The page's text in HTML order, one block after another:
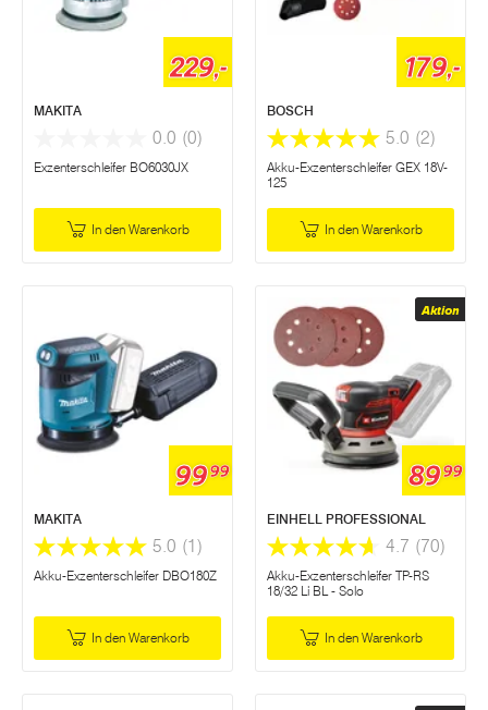
229,-
MAKITA
0.0 (0)
Exzenterschleifer BO6030JX
In den Warenkorb
179,-
BOSCH
5.0 (2)
Akku-Exzenterschleifer GEX 18V-
125
In den Warenkorb
9999
MAKITA
5.0 (1)
Akku-Exzenterschleifer DBO180Z
In den Warenkorb
Aktion
8999
EINHELL PROFESSIONAL
4.7 (70)
Akku-Exzenterschleifer TP-RS
18/32 Li BL - Solo
In den Warenkorb